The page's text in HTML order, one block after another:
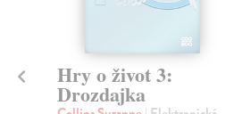
Hry o život 3:
Drozdajka